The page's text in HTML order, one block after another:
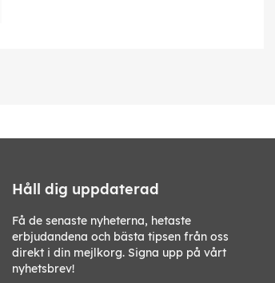
Håll dig uppdaterad
Få de senaste nyheterna, hetaste
erbjudandena och bästa tipsen från oss
direkt i din mejlkorg. Signa upp på vårt
nyhetsbrev!